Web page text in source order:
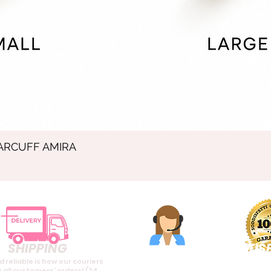
AMIRA
SHIPPING
reliable is how our couriers
ASSISTANCE